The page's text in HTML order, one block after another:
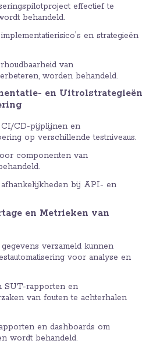
effectief te
behandeld.
en strategieën
van
worden behandeld.
en Uitrolstrategieën
CD-pijplijnen en
op verschillende testniveaus.
componenten van
bij API- en
en Metrieken van
verzameld kunnen
voor analyse en
SUT-rapporten en
van fouten te achterhalen
en dashboards om
wordt behandeld.